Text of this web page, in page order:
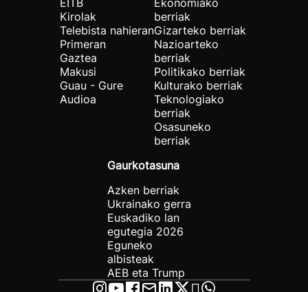
EITB
Kirolak
Telebista nahieran
Primeran
Gaztea
Makusi
Guau - Gure
Audioa
Ekonomiako
berriak
Gizarteko berriak
Nazioarteko
berriak
Politikako berriak
Kulturako berriak
Teknologiako
berriak
Osasuneko
berriak
Gaurkotasuna
Azken berriak
Ukrainako gerra
Euskadiko lan
egutegia 2026
Eguneko
albisteak
AEB eta Trump